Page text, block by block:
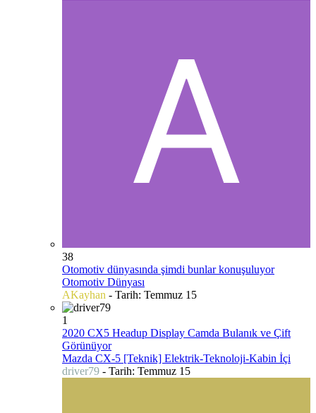
38
Otomotiv dünyasında şimdi bunlar konuşuluyor
Otomotiv Dünyası
AKayhan - Tarih: Temmuz 15
1
2020 CX5 Headup Display Camda Bulanık ve Çift
Görünüyor
Mazda CX-5 [Teknik] Elektrik-Teknoloji-Kabin İçi
driver79 - Tarih: Temmuz 15